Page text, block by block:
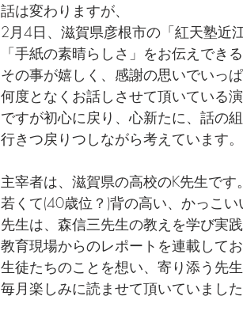
話は変わりますが、
2月4日、滋賀県彦根市の「紅天塾近
「手紙の素晴らしさ」をお伝えでき
その事が嬉しく、感謝の思いでいっぱ
何度となくお話しさせて頂いている
ですが初心に戻り、心新たに、話の
行きつ戻りつしながら考えています。
主宰者は、滋賀県の高校のK先生です。
若くて(40歳位？)背の高い、かっこい
先生は、森信三先生の教えを学び実
教育現場からのレポートを連載してお
生徒たちのことを想い、寄り添う先
毎月楽しみに読ませて頂いていました